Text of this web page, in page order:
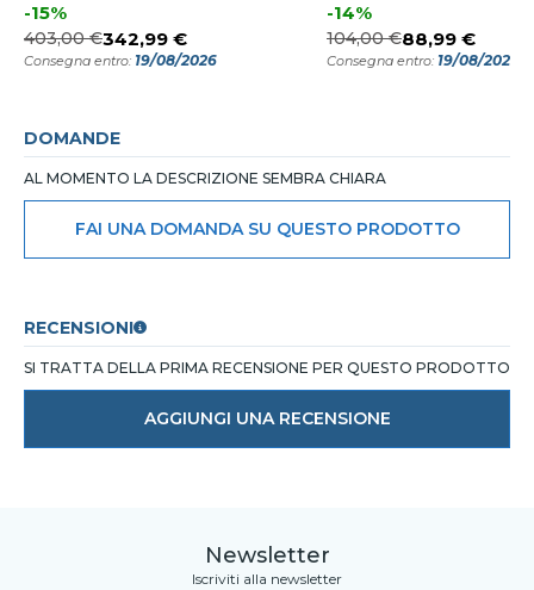
-15%
403,00 €342,99 €
Consegna entro: 19/08/2026
-14%
104,00 €88,99 €
Consegna entro: 19/08/2026
DOMANDE
AL MOMENTO LA DESCRIZIONE SEMBRA CHIARA
FAI UNA DOMANDA SU QUESTO PRODOTTO
RECENSIONI
SI TRATTA DELLA PRIMA RECENSIONE PER QUESTO PRODOTTO
AGGIUNGI UNA RECENSIONE
Newsletter
Iscriviti alla newsletter